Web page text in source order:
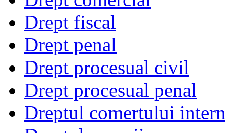
Drept fiscal
Drept penal
Drept procesual civil
Drept procesual penal
Dreptul comertului